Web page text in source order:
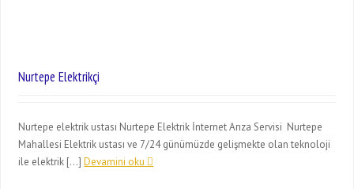
Nurtepe Elektrikçi
Nurtepe elektrik ustası Nurtepe Elektrik İnternet Arıza Servisi Nurtepe
Mahallesi Elektrik ustası ve 7/24 günümüzde gelişmekte olan teknoloji
ile elektrik […]Devamini oku